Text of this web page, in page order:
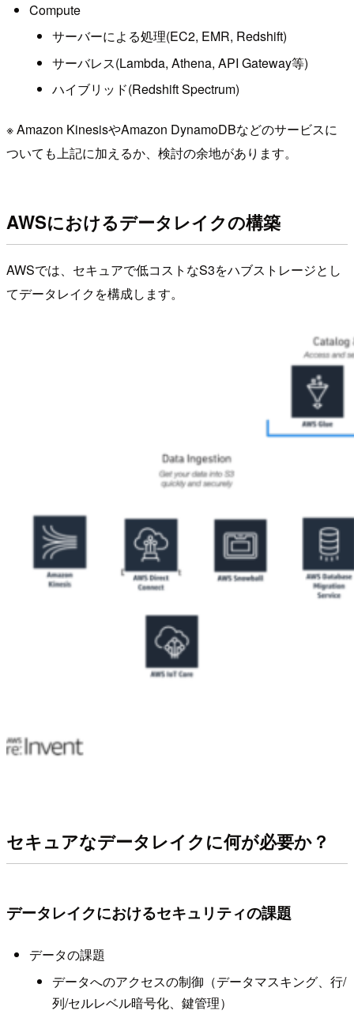
Compute
サーバーによる処理(EC2, EMR, Redshift)
サーバレス(Lambda, Athena, API Gateway等)
ハイブリッド(Redshift Spectrum)
※ Amazon KinesisやAmazon DynamoDBなどのサービスに
ついても上記に加えるか、検討の余地があります。
AWSにおけるデータレイクの構築
AWSでは、セキュアで低コストなS3をハブストレージとし
てデータレイクを構成します。
セキュアなデータレイクに何が必要か？
データレイクにおけるセキュリティの課題
データの課題
データへのアクセスの制御（データマスキング、行/
列/セルレベル暗号化、鍵管理）